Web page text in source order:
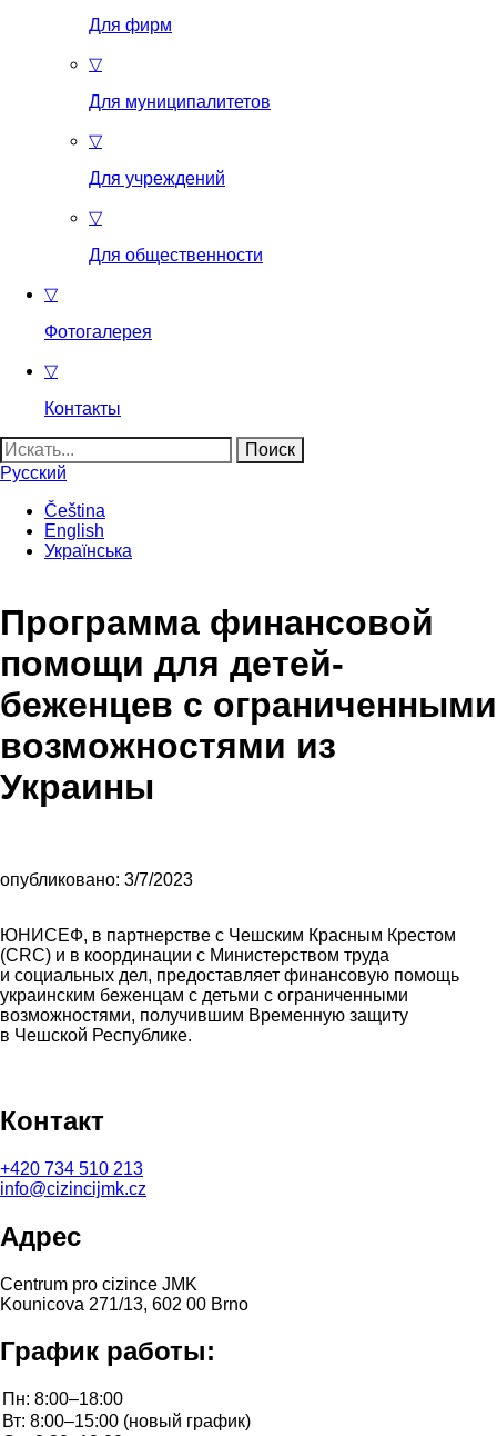
Для фирм
▽
Для муниципалитетов
▽
Для учреждений
▽
Для общественности
▽
Фотогалерея
▽
Контакты
Найти:
Русский
Čeština
English
Українська
Программа финансовой
помощи для детей-
беженцев с ограниченными
возможностями из
Украины
опубликовано: 3/7/2023
ЮНИСЕФ, в партнерстве с Чешским Красным Крестом
(CRC) и в координации с Министерством труда
и социальных дел, предоставляет финансовую помощь
украинским беженцам с детьми с ограниченными
возможностями, получившим Временную защиту
в Чешской Республике.
Контакт
+420 734 510 213
info@cizincijmk.cz
Адрес
Centrum pro cizince JMK
Kounicova 271/13, 602 00 Brno
График работы: